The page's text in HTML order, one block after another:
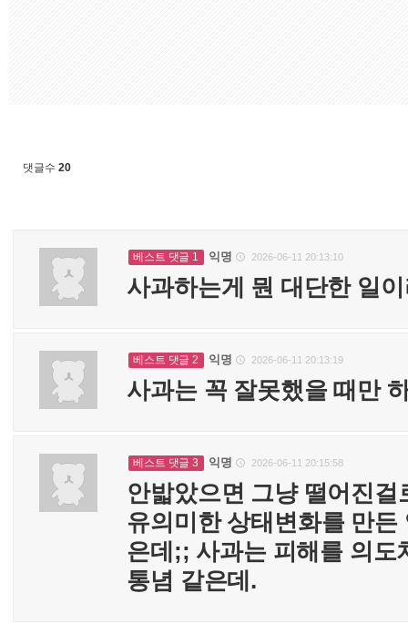
댓글수 20
베스트 댓글 1 익명  2026-06-11 20:13:10
사과하는게 뭔 대단한 일
베스트 댓글 2 익명  2026-06-11 20:13:19
사과는 꼭 잘못했을 때만
베스트 댓글 3 익명  2026-06-11 20:15:58
안밟았으면 그냥 떨어진
유의미한 상태변화를 만
은데;; 사과는 피해를 의도
통념 같은데.